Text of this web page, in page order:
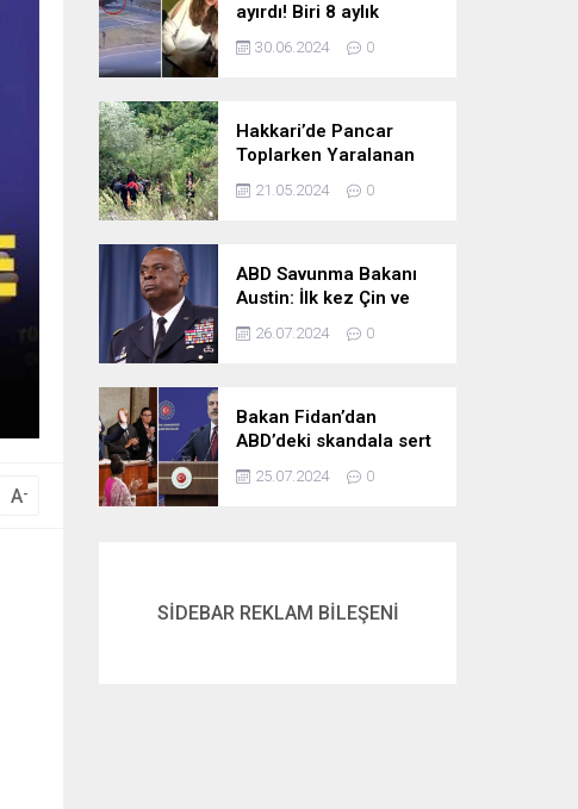
A-
ayırdı! Biri 8 aylık
hamile iki kız kardeş
hayatını kaybetti
30.06.2024 0
Hakkari’de Pancar
Toplarken Yaralanan
Kadın İçin Kurtarma
Çalışmaları
21.05.2024 0
ABD Savunma Bakanı
Austin: İlk kez Çin ve
Rusya uçaklarının
birlikte uçtuğunu
26.07.2024 0
Bakan Fidan’dan
ABD’deki skandala sert
tepki: Netanyahu’yu
alkışlayanlar eli kanlı
25.07.2024 0
SİDEBAR REKLAM BİLEŞENİ